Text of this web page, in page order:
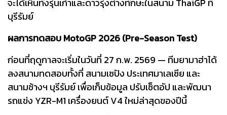
จะได้เห็นทั้งรุ่นเก๋าและดาวรุ่งต่างทักษะในสนาม ThaiGP ที่
บุรีรัมย์
ผลการทดสอบ MotoGP 2026 (Pre-Season Test)
ก่อนที่ฤดูกาลจะเริ่มในวันที่ 27 ก.พ. 2569 — ทีมยามาฮ่าได้
ลงสนามทดสอบทั้งที่ สนามเซปัง ประเทศมาเลเซีย และ
สนามช้างฯ บุรีรัมย์ เพื่อเก็บข้อมูล ปรับเซ็ตอัป และพัฒนา
รถแข่ง YZR-M1 เครื่องยนต์ V4 ใหม่ล่าสุดของปีนี้